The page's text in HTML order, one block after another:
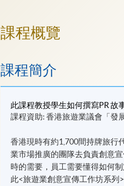
課程概覽
課程簡介
此課程教授學生如何撰寫PR故
課程資助: 香港旅遊業議會「發
香港現時有約1,700間持牌旅行
業市場推廣的團隊去負責創意
時的需要，員工需要懂得如何
此<旅遊業創意宣傳工作坊系列